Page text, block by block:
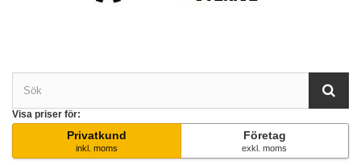
Visa priser för:
Privatkund
inkl. moms
Företag
exkl. moms